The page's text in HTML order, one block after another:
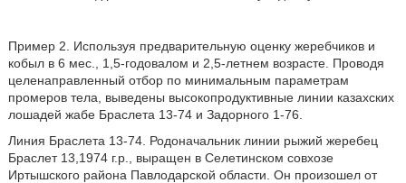
Пример 2. Используя предварительную оценку жеребчиков и
кобыл в 6 мес., 1,5-годовалом и 2,5-летнем возрасте. Проводя
целенаправленный отбор по минимальным параметрам
промеров тела, выведены высокопродуктивные линии казахских
лошадей жабе Браслета 13-74 и Задорного 1-76.
Линия Браслета 13-74. Родоначальник линии рыжий жеребец
Браслет 13,1974 г.р., выращен в Селетинском совхозе
Иртышского района Павлодарской области. Он произошел от